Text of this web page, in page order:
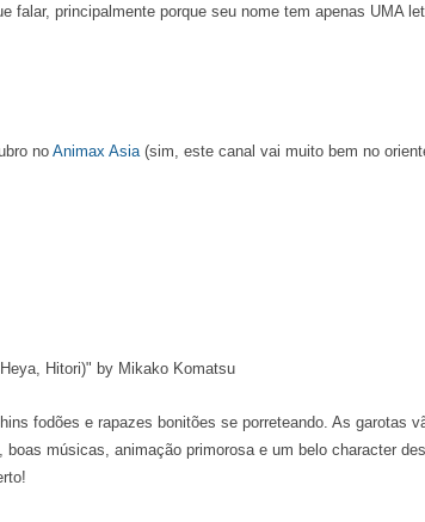
falar, principalmente porque seu nome tem apenas UMA
no Animax Asia(sim, este canal vai muito bem no
Hitori)" by Mikako Komatsu
fodões e rapazes bonitões se porreteando. As garotas
músicas, animação primorosa e um belo character